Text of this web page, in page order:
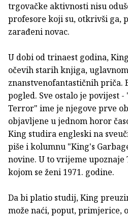
trgovačke aktivnosti nisu
profesore koji su, otkrivši ga,
zarađeni novac.
U dobi od trinaest godina,
očevih starih knjiga,
znanstvenofantastičnih priča.
pogled. Sve ostalo je povijest
Terror" ime je njegove prve
objavljene u jednom horor
King studira engleski na
piše i kolumnu "King's
novine. U to vrijeme upoznaje
kojom se ženi 1971. godine.
Da bi platio studij, King
može naći, poput, primjerice,